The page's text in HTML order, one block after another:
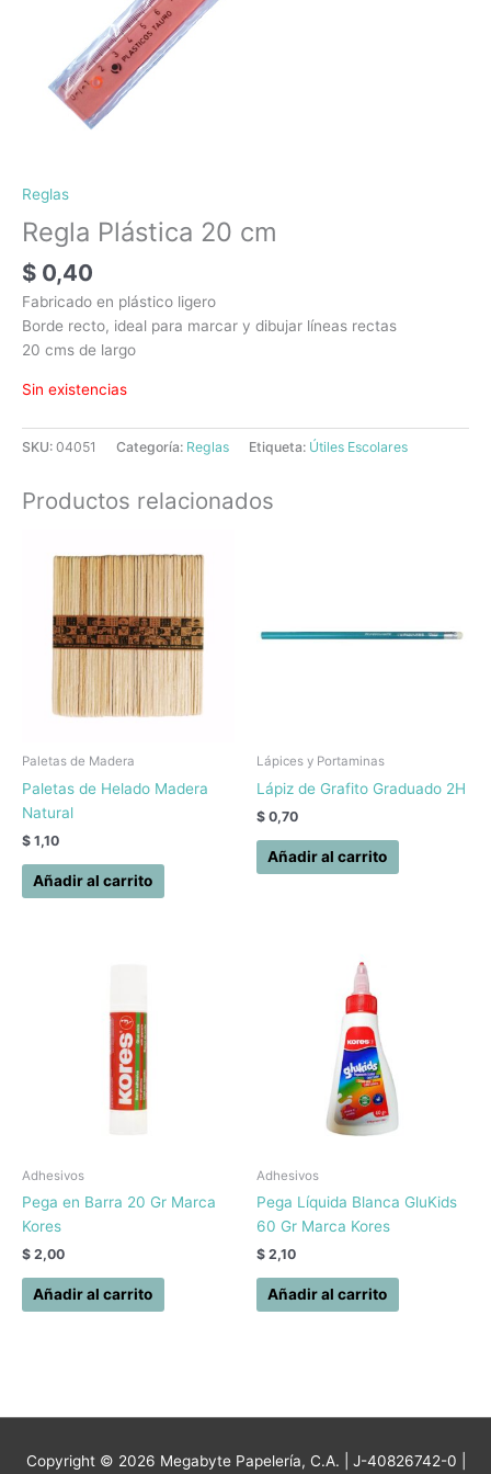
Reglas
Regla Plástica 20 cm
$ 0,40
Fabricado en plástico ligero
Borde recto, ideal para marcar y dibujar líneas rectas
20 cms de largo
Sin existencias
SKU: 04051 Categoría: Reglas Etiqueta: Útiles Escolares
Productos relacionados
Paletas de Madera
Paletas de Helado Madera
Natural
$ 1,10
Añadir al carrito
Lápices y Portaminas
Lápiz de Grafito Graduado 2H
$ 0,70
Añadir al carrito
Adhesivos
Pega en Barra 20 Gr Marca
Kores
$ 2,00
Añadir al carrito
Adhesivos
Pega Líquida Blanca GluKids
60 Gr Marca Kores
$ 2,10
Añadir al carrito
Copyright © 2026 Megabyte Papelería, C.A. | J-40826742-0 |